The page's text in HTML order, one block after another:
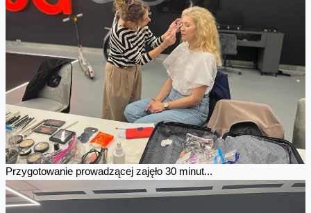
Przygotowanie prowadzącej zajęło 30 minut...